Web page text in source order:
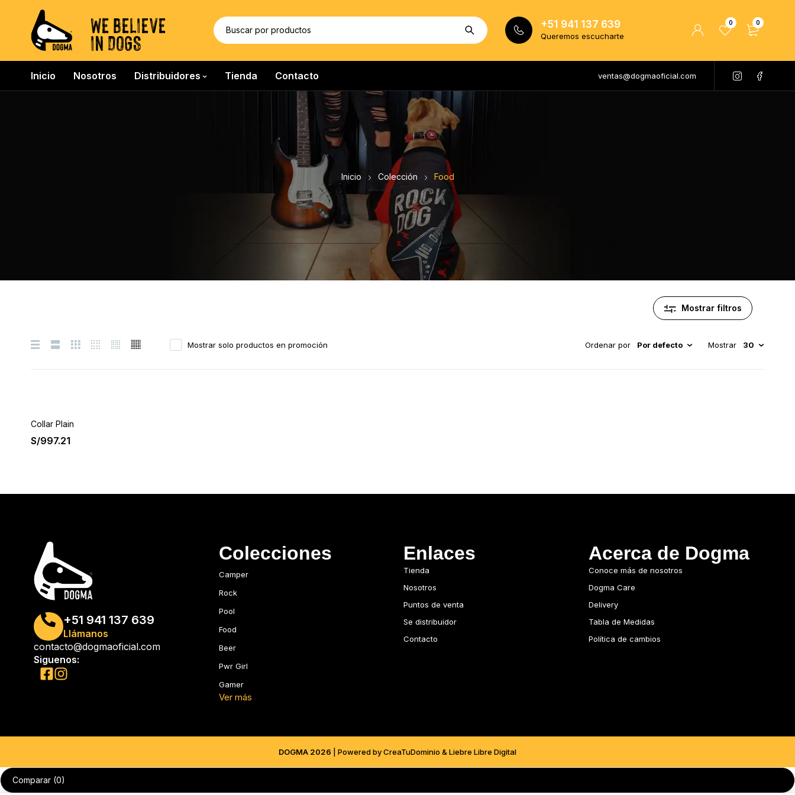
WE BELIEVE
IN DOGS
+51 941 137 639
Queremos escucharte
0 0
Inicio Nosotros Distribuidores Tienda Contacto ventas@dogmaoficial.com
Inicio Colección Food
Mostrar filtros
Ordenar por Por defecto
Mostrar solo productos en promoción Mostrar 30
Collar Plain
S/997.21
+51 941 137 639
Llámanos
contacto@dogmaoficial.com
Siguenos:
Colecciones
Camper
Rock
Pool
Food
Beer
Pwr Girl
Gamer
Ver más
Enlaces
Tienda
Nosotros
Puntos de venta
Se distribuidor
Contacto
Acerca de Dogma
Conoce más de nosotros
Dogma Care
Delivery
Tabla de Medidas
Política de cambios
DOGMA 2026 | Powered by CreaTuDominio & Liebre Libre Digital
Comparar (0)